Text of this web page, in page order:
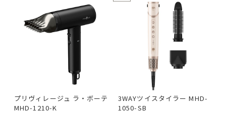
プリヴィレージュ ラ・ボーテ
MHD-1210-K
3WAYツイスタイラー MHD-
1050-SB